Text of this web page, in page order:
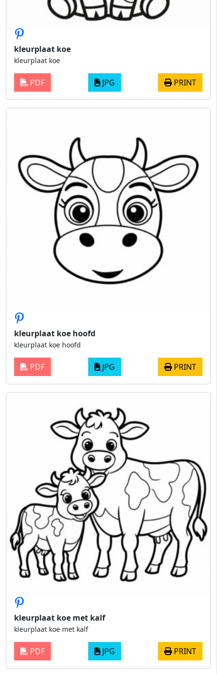
kleurplaat koe
kleurplaat koe
PDF JPG PRINT
kleurplaat koe hoofd
kleurplaat koe hoofd
PDF JPG PRINT
kleurplaat koe met kalf
kleurplaat koe met kalf
PDF JPG PRINT